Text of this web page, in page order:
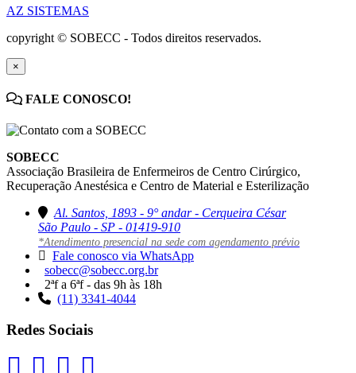
AZ SISTEMAS
copyright © SOBECC - Todos direitos reservados.
×
FALE CONOSCO!
SOBECC
Associação Brasileira de Enfermeiros de Centro Cirúrgico,
Recuperação Anestésica e Centro de Material e Esterilização
Al. Santos, 1893 - 9° andar - Cerqueira César
São Paulo - SP - 01419-910
*Atendimento presencial na sede com agendamento prévio
Fale conosco via WhatsApp
sobecc@sobecc.org.br
2ªf a 6ªf - das 9h às 18h
(11) 3341-4044
Redes Sociais